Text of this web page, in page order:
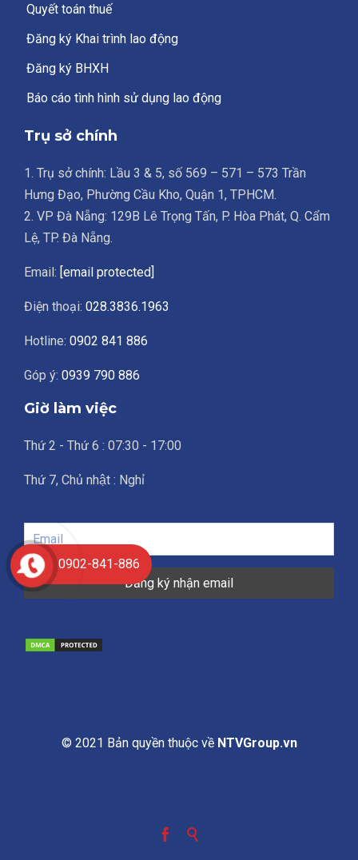
Quyết toán thuế
Đăng ký Khai trình lao động
Đăng ký BHXH
Báo cáo tình hình sử dụng lao động
Trụ sở chính
1. Trụ sở chính: Lầu 3 & 5, số 569 – 571 – 573 Trần
Hưng Đạo, Phường Cầu Kho, Quận 1, TPHCM.
2. VP Đà Nẵng: 129B Lê Trọng Tấn, P. Hòa Phát, Q. Cẩm
Lệ, TP. Đà Nẵng.
Email: [email protected]
Điện thoại: 028.3836.1963
Hotline: 0902 841 886
Góp ý: 0939 790 886
Giờ làm việc
Thứ 2 - Thứ 6 : 07:30 - 17:00
Thứ 7, Chủ nhật : Nghỉ
© 2021 Bản quyền thuộc về NTVGroup.vn
 
0902-841-886